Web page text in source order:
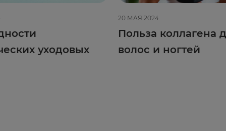
уходовых
20 МАЯ 2024
Польза коллагена
волос и ногтей